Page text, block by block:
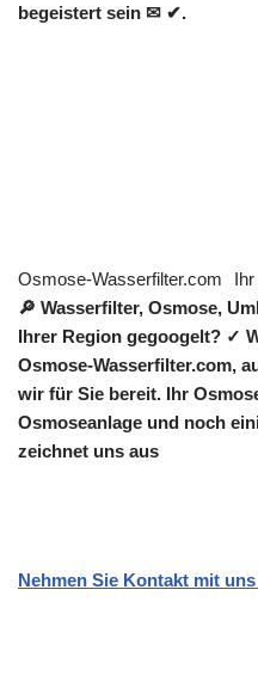
begeistert sein ✉ ✔.
Osmose-Wasserfilter.com
🔎 Wasserfilter, Osmose,
Ihrer Region gegoogelt?
Osmose-Wasserfilter.com,
wir für Sie bereit. Ihr
Osmoseanlage und noch
zeichnet uns aus
Nehmen Sie Kontakt mit